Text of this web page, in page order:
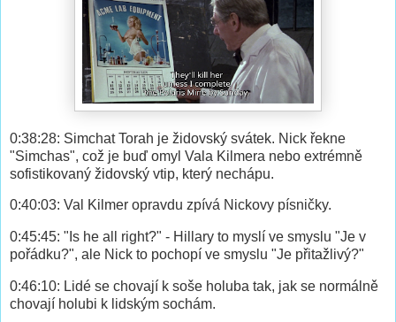
0:38:28: Simchat Torah je židovský svátek. Nick řekne
"Simchas", což je buď omyl Vala Kilmera nebo extrémně
sofistikovaný židovský vtip, který nechápu.
0:40:03: Val Kilmer opravdu zpívá Nickovy písničky.
0:45:45: "Is he all right?" - Hillary to myslí ve smyslu "Je v
pořádku?", ale Nick to pochopí ve smyslu "Je přitažlivý?"
0:46:10: Lidé se chovají k soše holuba tak, jak se normálně
chovají holubi k lidským sochám.